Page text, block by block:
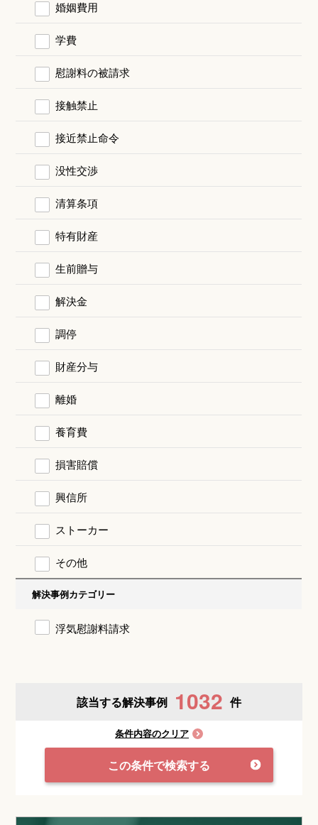
婚姻費用
学費
慰謝料の被請求
接触禁止
接近禁止命令
没性交渉
清算条項
特有財産
生前贈与
解決金
調停
財産分与
離婚
養育費
損害賠償
興信所
ストーカー
その他
解決事例カテゴリー
浮気慰謝料請求
該当する解決事例 1032 件
条件内容のクリア
この条件で検索する